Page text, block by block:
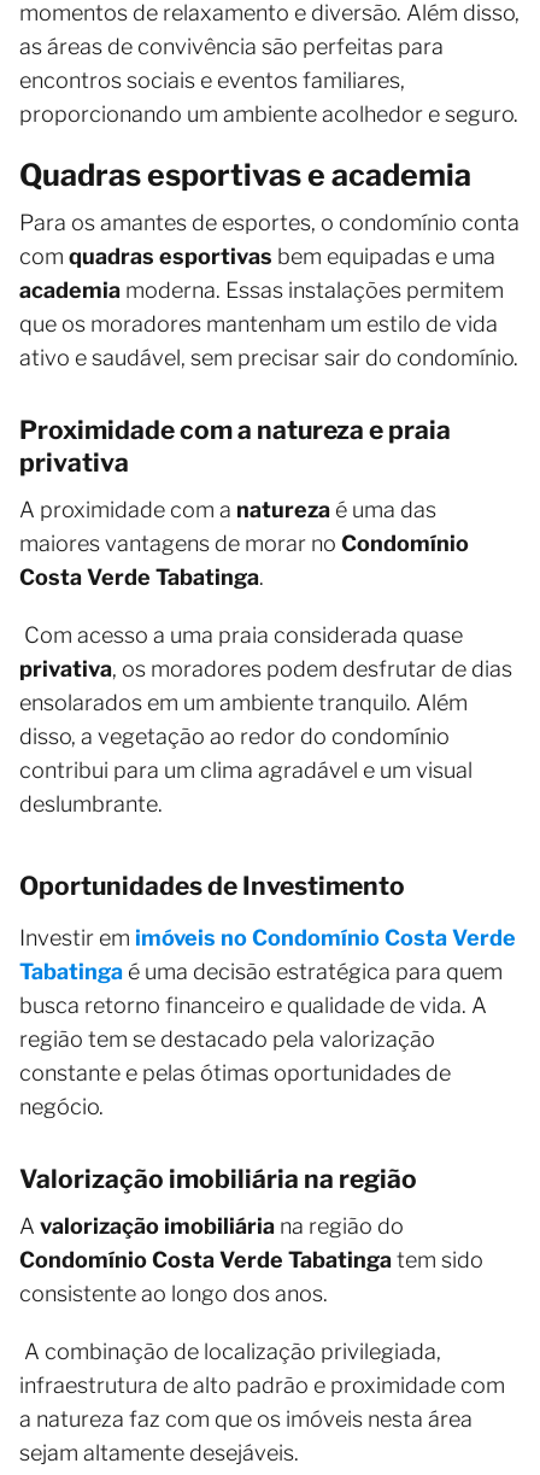
momentos de relaxamento e diversão. Além disso,
as áreas de convivência são perfeitas para
encontros sociais e eventos familiares,
proporcionando um ambiente acolhedor e seguro.
Quadras esportivas e academia
Para os amantes de esportes, o condomínio conta
com quadras esportivas bem equipadas e uma
academia moderna. Essas instalações permitem
que os moradores mantenham um estilo de vida
ativo e saudável, sem precisar sair do condomínio.
Proximidade com a natureza e praia
privativa
A proximidade com a natureza é uma das
maiores vantagens de morar no Condomínio
Costa Verde Tabatinga.
Com acesso a uma praia considerada quase
privativa, os moradores podem desfrutar de dias
ensolarados em um ambiente tranquilo. Além
disso, a vegetação ao redor do condomínio
contribui para um clima agradável e um visual
deslumbrante.
Oportunidades de Investimento
Investir em imóveis no Condomínio Costa Verde
Tabatinga é uma decisão estratégica para quem
busca retorno financeiro e qualidade de vida. A
região tem se destacado pela valorização
constante e pelas ótimas oportunidades de
negócio.
Valorização imobiliária na região
A valorização imobiliária na região do
Condomínio Costa Verde Tabatingatem sido
consistente ao longo dos anos.
A combinação de localização privilegiada,
infraestrutura de alto padrão e proximidade com
a natureza faz com que os imóveis nesta área
sejam altamente desejáveis.